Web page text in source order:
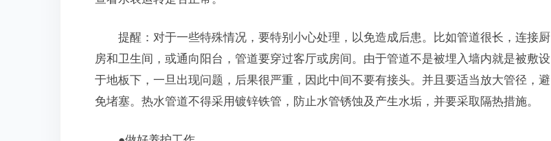
提醒：对于一些特殊情况，要特别小心处理，以免造成后患。比如管道很长，连接厨
房和卫生间，或通向阳台，管道要穿过客厅或房间。由于管道不是被埋入墙内就是被敷设
于地板下，一旦出现问题，后果很严重，因此中间不要有接头。并且要适当放大管径，避
免堵塞。热水管道不得采用镀锌铁管，防止水管锈蚀及产生水垢，并要采取隔热措施。